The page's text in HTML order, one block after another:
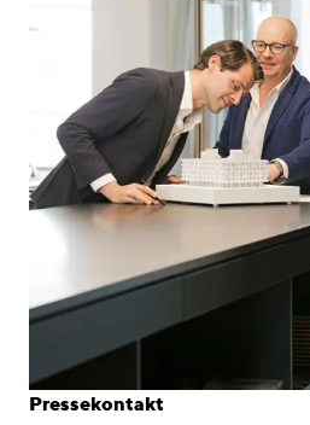
Pressekontakt